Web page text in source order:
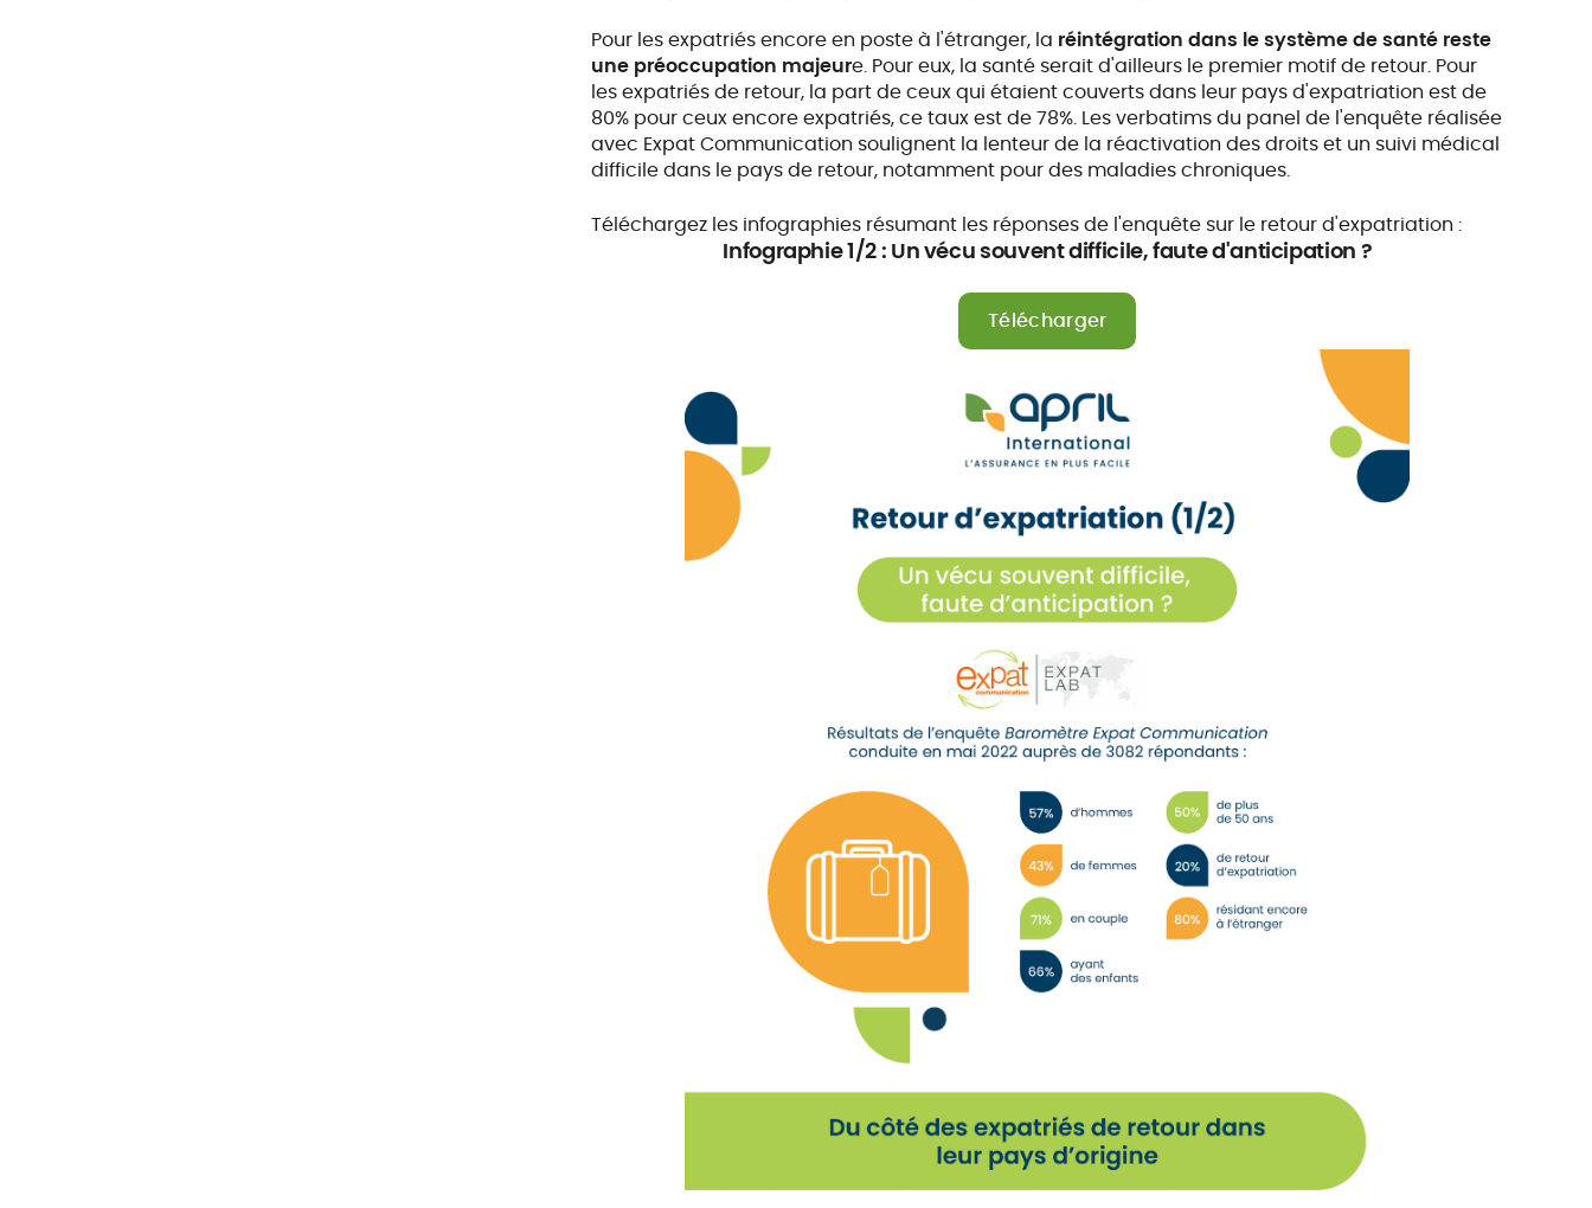
Pour les expatriés encore en poste à l'étranger, la réintégration dans le système de santé reste
une préoccupation majeure. Pour eux, la santé serait d'ailleurs le premier motif de retour. Pour
les expatriés de retour, la part de ceux qui étaient couverts dans leur pays d'expatriation est de
80% pour ceux encore expatriés, ce taux est de 78%. Les verbatims du panel de l'enquête réalisée
avec Expat Communication soulignent la lenteur de la réactivation des droits et un suivi médical
difficile dans le pays de retour, notamment pour des maladies chroniques.
Téléchargez les infographies résumant les réponses de l'enquête sur le retour d'expatriation :
Infographie 1/2 : Un vécu souvent difficile, faute d'anticipation ?
Télécharger